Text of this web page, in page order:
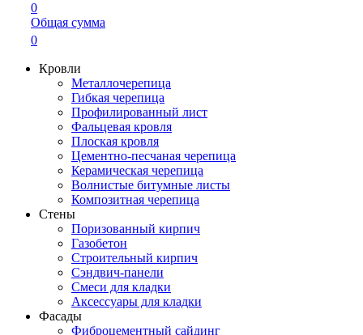
0
Общая сумма
0
Кровли
Металлочерепица
Гибкая черепица
Профилированный лист
Фальцевая кровля
Плоская кровля
Цементно-песчаная черепица
Керамическая черепица
Волнистые битумные листы
Композитная черепица
Стены
Поризованный кирпич
Газобетон
Строительный кирпич
Сэндвич-панели
Смеси для кладки
Аксессуары для кладки
Фасады
Фиброцементный сайдинг